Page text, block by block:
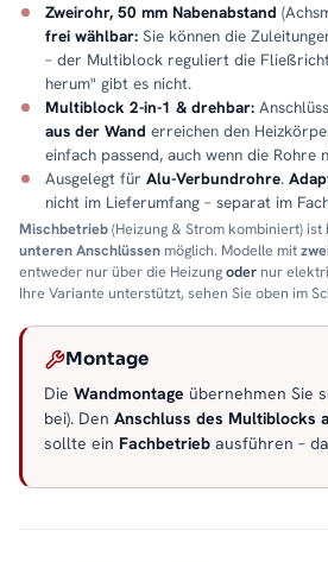
Zweirohr, 50 mm Nabenabstand
frei wählbar: Sie können die
– der Multiblock reguliert die
herum" gibt es nicht.
Multiblock 2-in-1 & drehbar:
aus der Wand erreichen den
einfach passend, auch wenn die Rohre
Ausgelegt für Alu-Verbundrohre.
nicht im Lieferumfang – separat im
Mischbetrieb(Heizung & Strom kombiniert)
unteren Anschlüssen möglich. Modelle mit
entweder nur über die Heizungoder nur
Ihre Variante unterstützt, sehen Sie oben im
Montage
Die Wandmontage übernehmen Sie
bei). Den Anschluss des Multiblocks
sollte ein Fachbetrieb ausführen –